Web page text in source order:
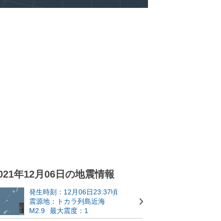
年12月06日の地震情報
発生時刻：12月06日23:37頃
震源地：トカラ列島近海
M2.9
最大震度：1